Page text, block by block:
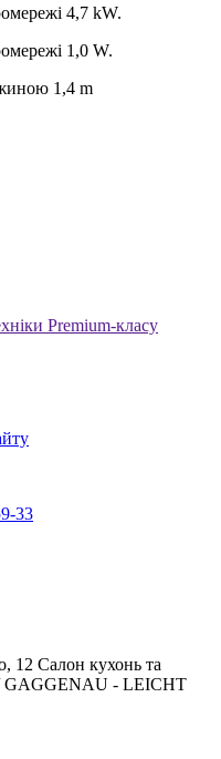
4,7 kW.
1,0 W.
1,4 m
33
12 Салон кухонь та
GAGGENAU - LEICHT